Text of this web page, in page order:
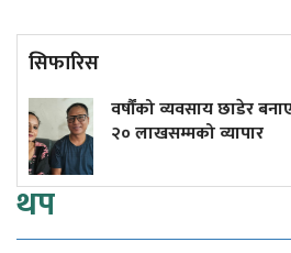
सिफारिस
व्यवसाय छाडेर बनाए 'थारू किचेन', मासिक
व्यापार
थप